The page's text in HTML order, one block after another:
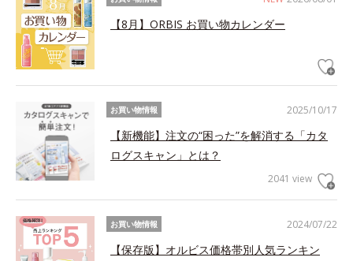
【8月】ORBIS お買い物カレンダー
2025/10/17
お買い物情報
【新機能】注文の“困った”を解消する「カタ
ログスキャン」とは？
2041 view
2024/07/22
お買い物情報
【保存版】オルビス価格帯別人気ランキン